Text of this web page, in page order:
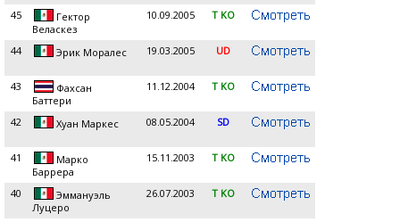
45
Гектор
Веласкез
10.09.2005 T KO
44 Эрик Моралес 19.03.2005 UD
43
Фахсан
Баттери
11.12.2004 T KO
42 Хуан Маркес 08.05.2004 SD
41
Марко
Баррера
15.11.2003 T KO
40
Эммануэль
Луцеро
26.07.2003 T KO